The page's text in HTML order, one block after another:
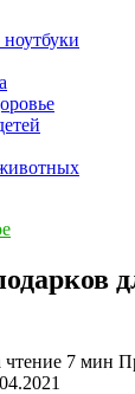
7 мин